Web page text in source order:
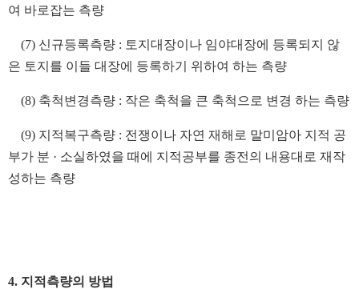
여 바로잡는 측량
(7) 신규등록측량 : 토지대장이나 임야대장에 등록되지 않
은 토지를 이들 대장에 등록하기 위하여 하는 측량
(8) 축척변경측량 : 작은 축척을 큰 축척으로 변경 하는 측량
(9) 지적복구측량 : 전쟁이나 자연 재해로 말미암아 지적 공
부가 분 · 소실하였을 때에 지적공부를 종전의 내용대로 재작
성하는 측량
4. 지적측량의 방법